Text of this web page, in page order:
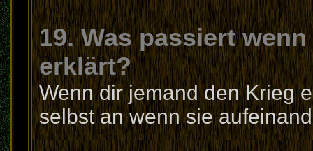
19. Was passiert
erklärt?
Wenn dir jemand den Krieg
selbst an wenn sie